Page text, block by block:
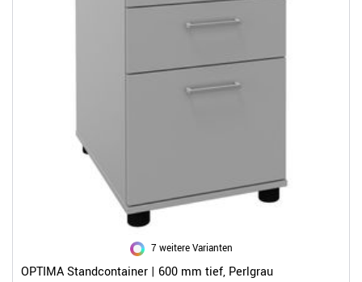
7 weitere Varianten
OPTIMA Standcontainer | 600 mm tief, Perlgrau